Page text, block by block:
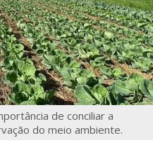
de conciliar a
do meio ambiente.